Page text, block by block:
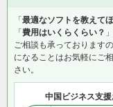
「最適なソフトを教えて
「費用はいくらくらい？
ご相談も承っております
になることはお気軽にご
さい。
中国ビジネス支